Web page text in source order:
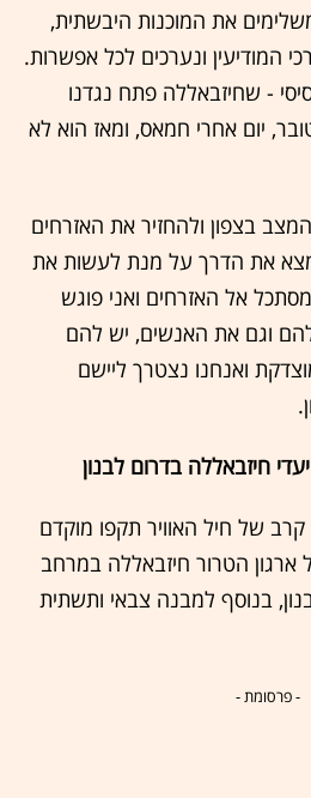
את המוכנות היבשתית,
המודיעין ונערכים לכל אפשרות.
- שחיזבאללה פתח נגדנו
יום אחרי חמאס, ומאז הוא לא
בצפון ולהחזיר את האזרחים
את הדרך על מנת לעשות את
אל האזרחים ואני פוגש
וגם את האנשים, יש להם
ואנחנו נצטרך ליישם
של חיל האוויר תקפו מוקדם
ארגון הטרור חיזבאללה במרחב
בנוסף למבנה צבאי ותשתית
- פרסומת -